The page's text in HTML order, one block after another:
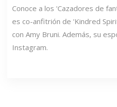
Conoce a los 'Cazadores de
es co-anfitrión de 'Kindred
con Amy Bruni. Además, su
Instagram.